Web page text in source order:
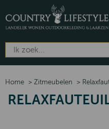
Home > Zitmeubelen >